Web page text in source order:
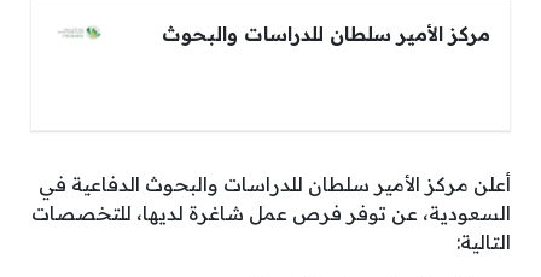
مركز الأمير سلطان للدراسات والبحوث
أعلن مركز الأمير سلطان للدراسات والبحوث الدفاعية في
السعودية، عن توفر فرص عمل شاغرة لديها، للتخصصات
التالية: